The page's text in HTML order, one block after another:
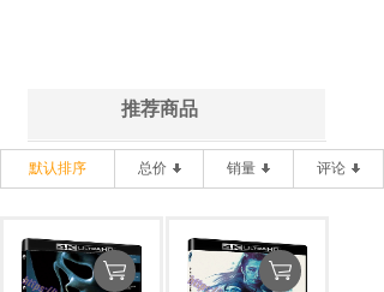
推荐商品
默认排序 总价 销量 评论